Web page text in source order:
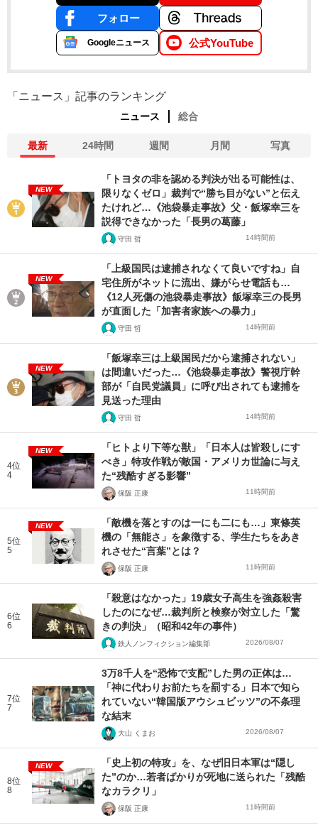
フォロー
Googleニュース 公式YouTube
「ニュース」記事のランキング
ニュース 総合
最新 24時間 週間 月間 写真
NEW
「トヨタの非を認める判決が出る可能性は、
限りなくゼロ」裁判で“勝ち目がない”と伝え
たけれど…《池袋暴走事故》父・飯塚幸三を
説得できなかった「長男の葛藤」
守田 哲 14時間前
NEW
「上級国民は逮捕されなくて良いですね」自
宅住所がネットに流出、嫌がらせ電話も…
《12人死傷の池袋暴走事故》飯塚幸三の長男
が直面した「加害者家族への暴力」
守田 哲 14時間前
NEW
「飯塚幸三は上級国民だから逮捕されない」
は間違いだった…《池袋暴走事故》警視庁幹
部が「自民党議員」に呼び出されても逮捕を
見送った理由
守田 哲 14時間前
4位
4
NEW
「ヒトより下等な獣」「日本人は皆殺しにす
べき」特攻作戦が敵国・アメリカ世論に与え
た“残酷すぎる影響”
保阪 正康 11時間前
5位
5
NEW
「敵機を落とすのは一にも二にも…」東條英
機の「無能さ」を象徴する、学生たちをあき
れさせた“言葉”とは？
保阪 正康 11時間前
6位
6
「殺意はなかった」19歳女子高生を強姦殺害
したのになぜ…裁判所と検察が対立した「驚
きの判決」（昭和42年の事件）
鉄人ノンフィクション編集部 2026/08/07
7位
7
3万8千人を“恐怖で支配”した男の正体は…
「神に代わりお前たちを罰する」日本で知ら
れていない“韓国版アウシュビッツ”の不条理
な結末
大山 くまお 2026/08/07
8位
8
NEW
「史上初の特攻」を、なぜ旧日本軍は“隠し
た”のか…若者ばかりが死地に送られた「残酷
なカラクリ」
保阪 正康 11時間前